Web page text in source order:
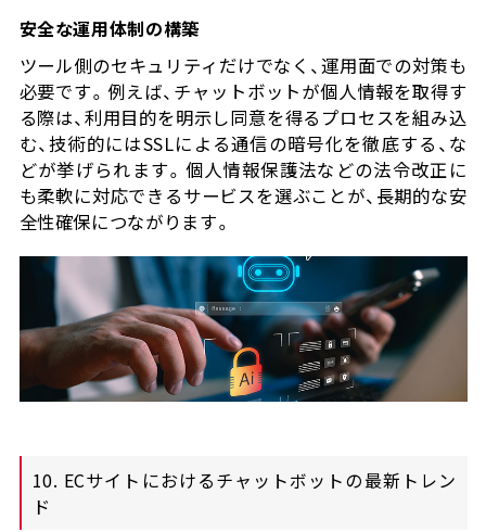
安全な運用体制の構築
ツール側のセキュリティだけでなく、運用面での対策も
必要です。例えば、チャットボットが個人情報を取得す
る際は、利用目的を明示し同意を得るプロセスを組み込
む、技術的にはSSLによる通信の暗号化を徹底する、な
どが挙げられます。個人情報保護法などの法令改正に
も柔軟に対応できるサービスを選ぶことが、長期的な安
全性確保につながります。
10. ECサイトにおけるチャットボットの最新トレン
ド